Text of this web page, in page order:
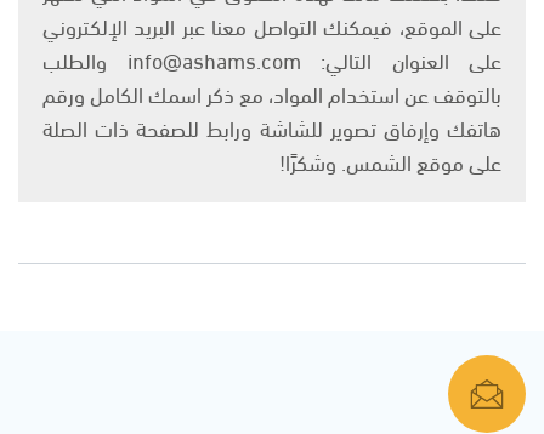
على الموقع، فيمكنك التواصل معنا عبر البريد الإلكتروني
على العنوان التالي: info@ashams.com والطلب
بالتوقف عن استخدام المواد، مع ذكر اسمك الكامل ورقم
هاتفك وإرفاق تصوير للشاشة ورابط للصفحة ذات الصلة
على موقع الشمس. وشكرًا!